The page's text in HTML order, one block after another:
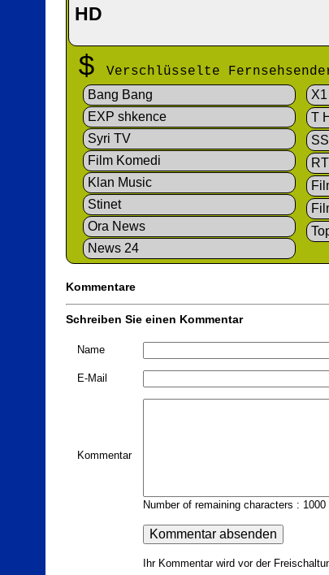
HD
$ Verschlüsselte
Bang Bang
EXP shkence
Syri TV
Film Komedi
Klan Music
Stinet
Ora News
News 24
X1
T
Kommentare
Schreiben Sie einen Kommentar
Name
E-Mail
Kommentar
Number of remaining characters : 1000
Ihr Kommentar wird vor der